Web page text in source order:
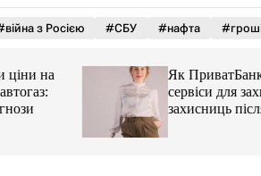
з Росією #СБУ #нафта
на
Як ПриватБанк
сервіси для
захисниць після